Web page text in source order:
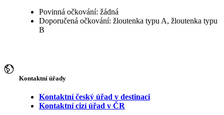
Povinná očkování: žádná
Doporučená očkování: žloutenka typu A, žloutenka typu
B
Kontaktní úřady
Kontaktní český úřad v destinaci
Kontaktní cizí úřad v ČR